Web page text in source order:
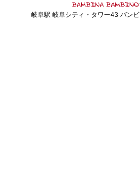
岐阜駅 岐阜シティ・タワー43 バン